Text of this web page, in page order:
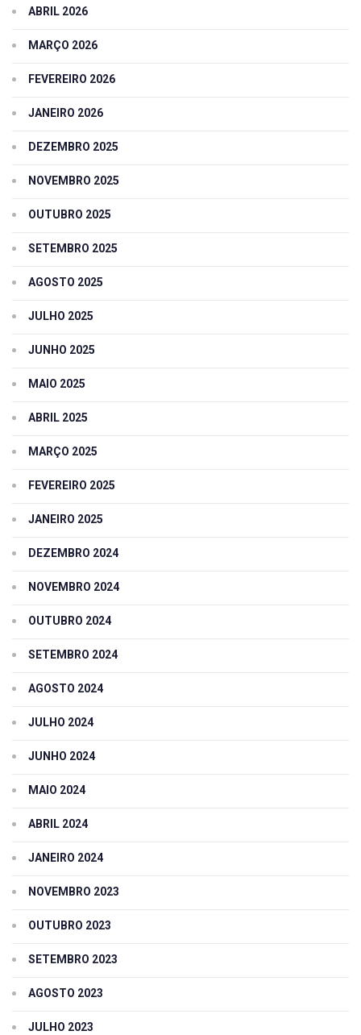
ABRIL 2026
MARÇO 2026
FEVEREIRO 2026
JANEIRO 2026
DEZEMBRO 2025
NOVEMBRO 2025
OUTUBRO 2025
SETEMBRO 2025
AGOSTO 2025
JULHO 2025
JUNHO 2025
MAIO 2025
ABRIL 2025
MARÇO 2025
FEVEREIRO 2025
JANEIRO 2025
DEZEMBRO 2024
NOVEMBRO 2024
OUTUBRO 2024
SETEMBRO 2024
AGOSTO 2024
JULHO 2024
JUNHO 2024
MAIO 2024
ABRIL 2024
JANEIRO 2024
NOVEMBRO 2023
OUTUBRO 2023
SETEMBRO 2023
AGOSTO 2023
JULHO 2023